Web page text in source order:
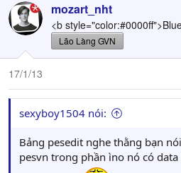
mozart_nht
<b
Lão Làng GVN
17/1/13
sexyboy1504 nói:
Bảng pesedit nghe thằng bạn
pesvn trong phần ìno nó có